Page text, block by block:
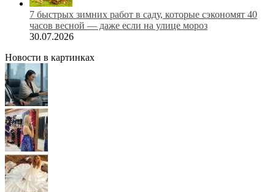
7 быстрых зимних работ в саду, которые сэкономят 40
часов весной — даже если на улице мороз
30.07.2026
Новости в картинках